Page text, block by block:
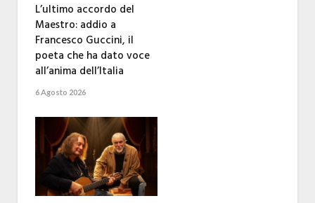
L’ultimo accordo del
Maestro: addio a
Francesco Guccini, il
poeta che ha dato voce
all’anima dell’Italia
6 Agosto 2026